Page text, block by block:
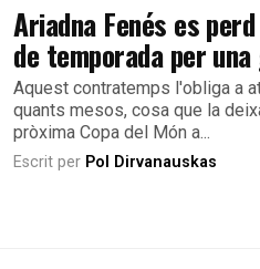
Ariadna Fenés es
de temporada per
Aquest contratemps l'obliga a
quants mesos, cosa que la
pròxima Copa del Món a...
Escrit per Pol Dirvanauskas